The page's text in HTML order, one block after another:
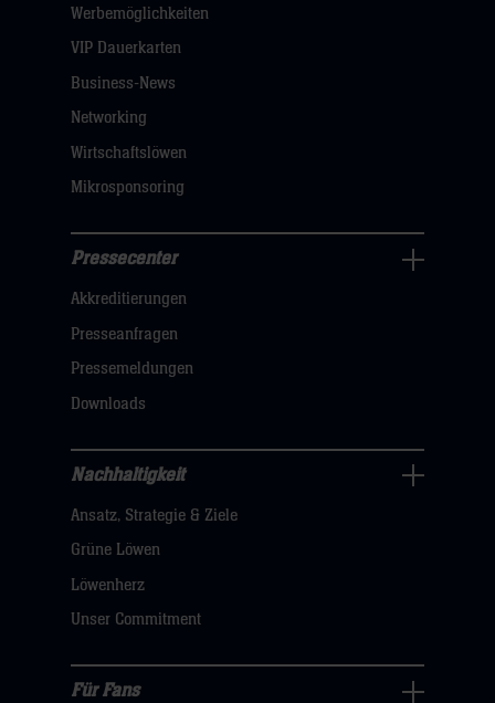
öffnen,
dann
Werbemöglichkeiten
VIP Dauerkarten
Business-News
Networking
Wirtschaftslöwen
Mikrosponsoring
Navigation
öffnen,
dann
hier
Pressecenter
Akkreditierungen
Presseanfragen
Pressemeldungen
Downloads
Nachhaltigkeit
Navigation
öffnen,
dann
klicken
hier
Nachhaltigkeit
Ansatz, Strategie & Ziele
Grüne Löwen
Löwenherz
Unser Commitment
Für Fans